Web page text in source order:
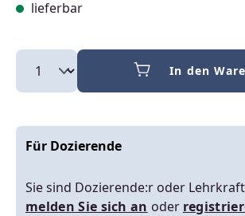
lieferbar
In den
Für Dozierende
Sie sind Dozierende:r oder
melden Sie sich an oder